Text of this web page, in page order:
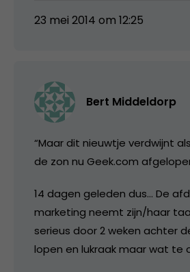
23 mei 2014 om 12:25
Bert Middeldorp
“Maar dit nieuwtje verdwijnt
de zon nu Geek.com
14 dagen geleden dus… De
marketing neemt zijn/haar
serieus door 2 weken achter
lopen en lukraak maar wat te